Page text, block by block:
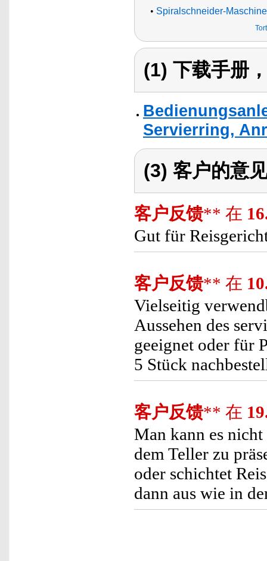
• Spiralschneider-
(1) 下载手册
Servierring,
(3) 客户的意
客户反馈** 在
Gut für
客户反馈** 在
Vielseitig
Aussehen des
geeignet oder für
5 Stück
客户反馈** 在
Man kann es
dem Teller zu
oder schichtet
dann aus wie in